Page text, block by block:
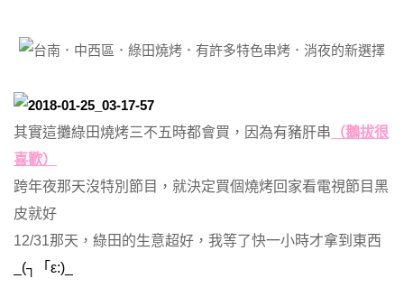
其實這攤綠田燒烤三不五時都會買，因為有豬肝串 （鵝拔很
喜歡）
跨年夜那天沒特別節目，就決定買個燒烤回家看電視節目黑
皮就好
12/31那天，綠田的生意超好，我等了快一小時才拿到東西
_(┐「ε:)_